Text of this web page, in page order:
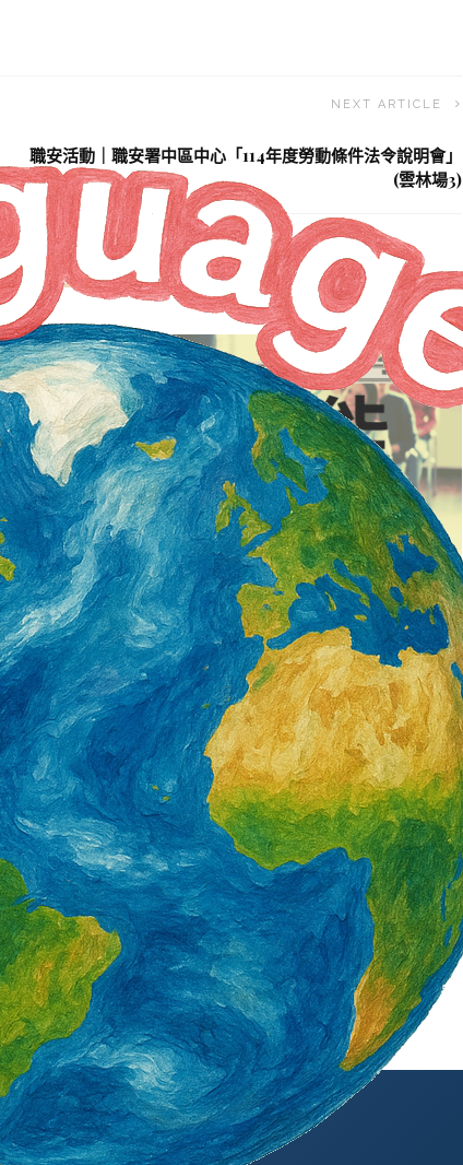
NEXT ARTICLE
職安活動｜職安署中區中心「114年度勞動條件法令說明會」
(雲林場3)
營造業工地主任
試(9/13)
職能培力｜115年度下水道用戶排水設備承
裝技術回訓_中區第二梯次(10/13)
1 週 AGO